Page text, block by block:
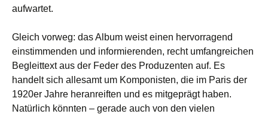
aufwartet.
Gleich vorweg: das Album weist einen hervorragend
einstimmenden und informierenden, recht umfangreichen
Begleittext aus der Feder des Produzenten auf. Es
handelt sich allesamt um Komponisten, die im Paris der
1920er Jahre heranreiften und es mitgeprägt haben.
Natürlich könnten – gerade auch von den vielen